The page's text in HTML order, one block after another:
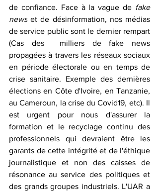
de confiance. Face à la vague de fake
news et de désinformation, nos médias
de service public sont le dernier rempart
(Cas des  milliers de fake news
propagées à travers les réseaux sociaux
en période électorale ou en temps de
crise sanitaire. Exemple des dernières
élections en Côte d'Ivoire, en Tanzanie,
au Cameroun, la crise du Covid19, etc). Il
est urgent pour nous d'assurer la
formation et le recyclage continu des
professionnels qui devraient être les
garants de cette intégrité et de l'éthique
journalistique et non des caisses de
résonance au service des politiques et
des grands groupes industriels. L'UAR a